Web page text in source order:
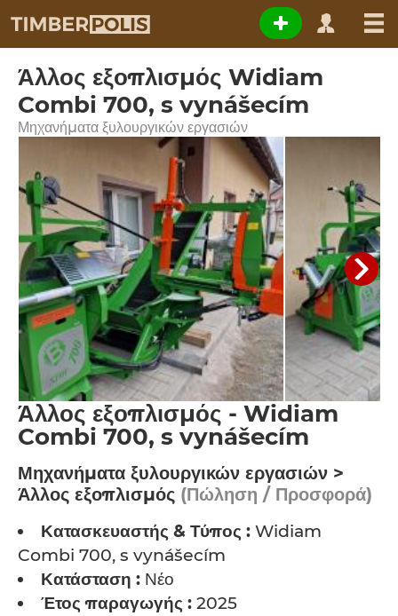
Άλλος εξοπλισμός Widiam
Combi 700, s vynášecím
Μηχανήματα ξυλουργικών εργασιών
Άλλος εξοπλισμός - Widiam
Combi 700, s vynášecím
Μηχανήματα ξυλουργικών εργασιών >
Άλλος εξοπλισμός (Πώληση / Προσφορά)
Κατασκευαστής & Τύπος : Widiam
Combi 700, s vynášecím
Κατάσταση : Νέο
Έτος παραγωγής : 2025